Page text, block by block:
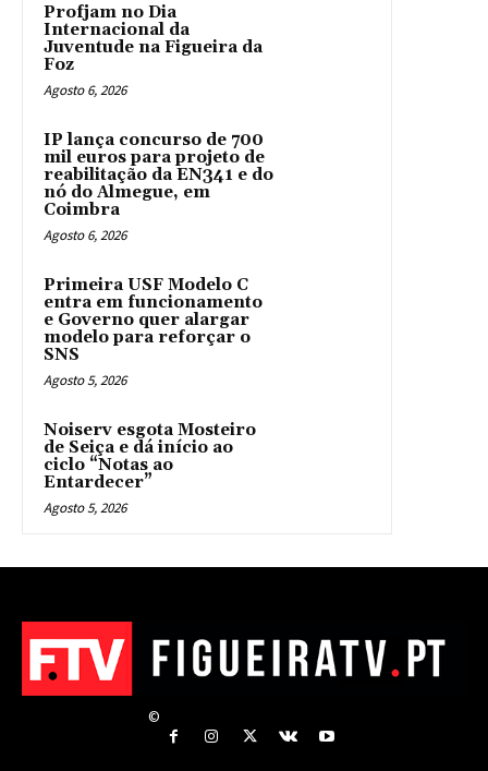
Profjam no Dia
Internacional da
Juventude na Figueira da
Foz
Agosto 6, 2026
IP lança concurso de 700
mil euros para projeto de
reabilitação da EN341 e do
nó do Almegue, em
Coimbra
Agosto 6, 2026
Primeira USF Modelo C
entra em funcionamento
e Governo quer alargar
modelo para reforçar o
SNS
Agosto 5, 2026
Noiserv esgota Mosteiro
de Seiça e dá início ao
ciclo “Notas ao
Entardecer”
Agosto 5, 2026
©